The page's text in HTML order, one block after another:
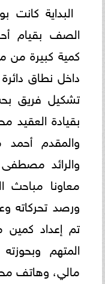
البداية
الصف بقيام
كمية كبيرة من
داخل نطاق
تشكيل فريق
بقيادة
والمقدم
والرائد مصطفى
معاونا مباحث
ورصد تحركاته
تم إعداد
مالي، وهاتف